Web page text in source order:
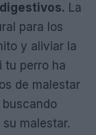
La
para los
y aliviar la
tu perro ha
de malestar
malestar.